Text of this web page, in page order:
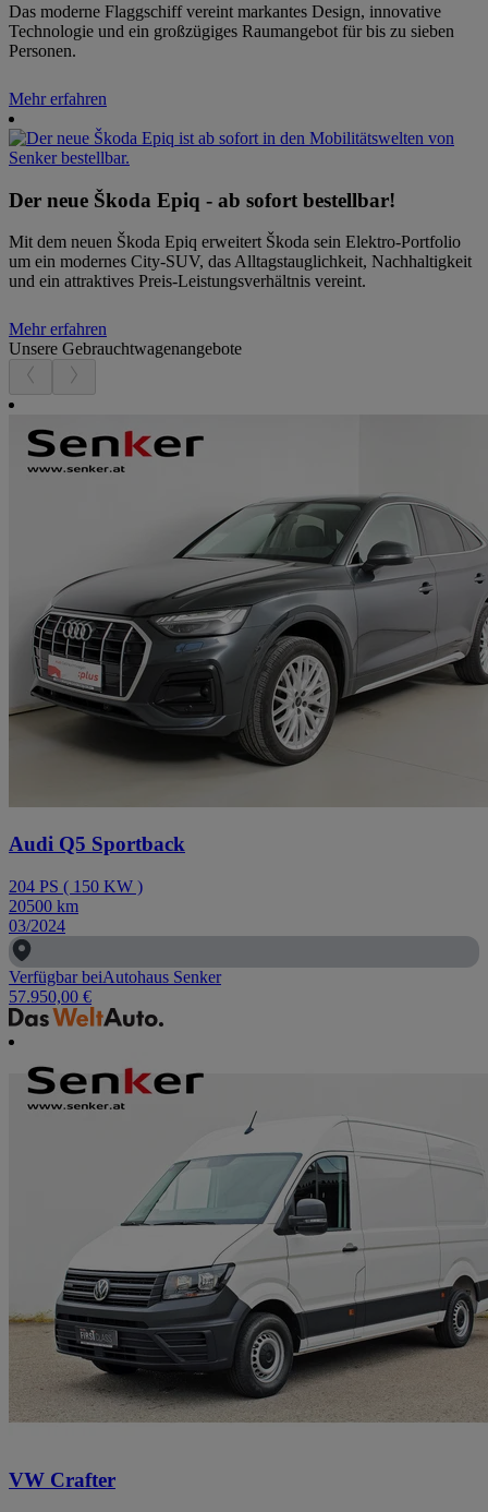
Das moderne Flaggschiff vereint markantes Design, innovative
Technologie und ein großzügiges Raumangebot für bis zu sieben
Personen.
Mehr erfahren
Der neue Škoda Epiq - ab sofort bestellbar!
Mit dem neuen Škoda Epiq erweitert Škoda sein Elektro-Portfolio
um ein modernes City-SUV, das Alltagstauglichkeit, Nachhaltigkeit
und ein attraktives Preis-Leistungsverhältnis vereint.
Mehr erfahren
Unsere Gebrauchtwagenangebote
Audi Q5 Sportback
204 PS ( 150 KW )
20500 km
03/2024
Verfügbar beiAutohaus Senker
57.950,00 €
VW Crafter